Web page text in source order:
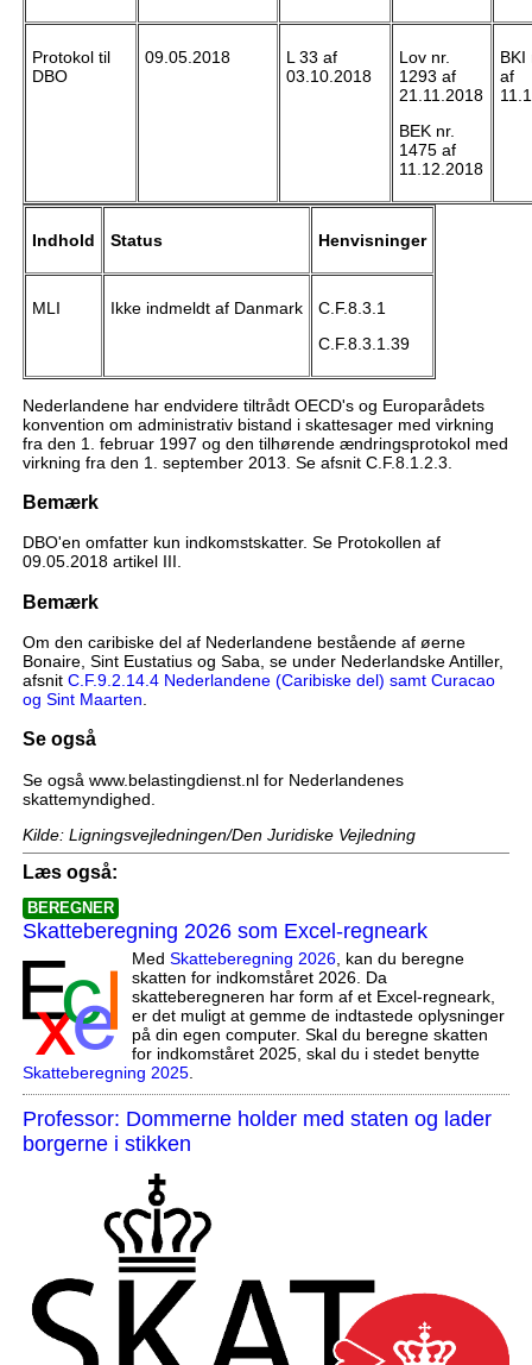
Protokol til
DBO
09.05.2018
L 33 af
03.10.2018
Lov nr.
1293 af
21.11.2018
BEK nr.
1475 af
11.12.2018
BKI
af
Indhold Status Henvisninger
MLI Ikke indmeldt af Danmark
C.F.8.3.1
C.F.8.3.1.39
Nederlandene har endvidere tiltrådt OECD's og Europarådets
konvention om administrativ bistand i skattesager med virkning
fra den 1. februar 1997 og den tilhørende ændringsprotokol med
virkning fra den 1. september 2013. Se afsnit C.F.8.1.2.3.
Bemærk
DBO'en omfatter kun indkomstskatter. Se Protokollen af
09.05.2018 artikel III.
Bemærk
Om den caribiske del af Nederlandene bestående af øerne
Bonaire, Sint Eustatius og Saba, se under Nederlandske Antiller,
afsnit C.F.9.2.14.4 Nederlandene (Caribiske del) samt Curacao
og Sint Maarten
Se også
Se også www.belastingdienst.nl for Nederlandenes
skattemyndighed.
Kilde: Ligningsvejledningen/Den Juridiske Vejledning
Læs også:
BEREGNER
Skatteberegning 2026 som Excel-regneark
Med Skatteberegning 2026, kan du beregne
skatten for indkomståret 2026. Da
skatteberegneren har form af et Excel-regneark,
er det muligt at gemme de indtastede oplysninger
på din egen computer. Skal du beregne skatten
for indkomståret 2025, skal du i stedet benytte
Skatteberegning 2025.
Professor: Dommerne holder med staten og lader
borgerne i stikken